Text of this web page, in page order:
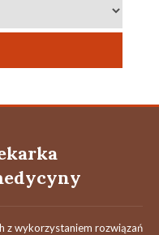
z wykorzystaniem rozwiązań